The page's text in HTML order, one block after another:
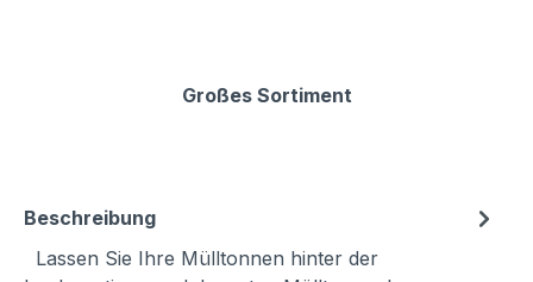
Großes Sortiment
Beschreibung
Lassen Sie Ihre Mülltonnen hinter der